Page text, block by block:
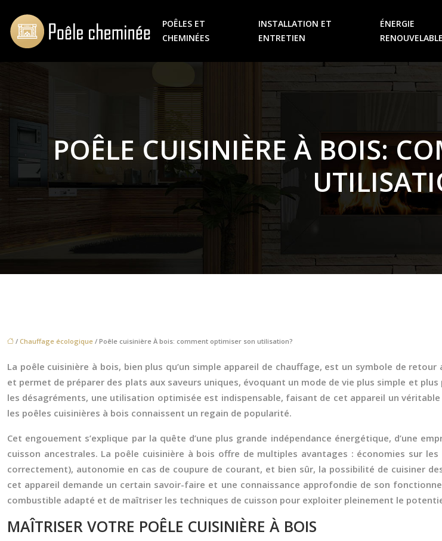
POÊLES ET
CHEMINÉES
INSTALLATION ET
ENTRETIEN
ÉNERGIE
RENOUVELABLE
POÊLE CUISINIÈRE À BOIS:
/ Chauffage écologique / Poêle cuisinière À bois: comment optimiser son utilisation?
La poêle cuisinière à bois, bien plus qu’un simple appareil de chauffage, est un symbole de
et permet de préparer des plats aux saveurs uniques, évoquant un mode de vie plus simple et
les désagréments, une utilisation optimisée est indispensable, faisant de cet appareil un
les poêles cuisinières à bois connaissent un regain de popularité.
Cet engouement s’explique par la quête d’une plus grande indépendance énergétique, d’une
cuisson ancestrales. La poêle cuisinière à bois offre de multiples avantages : économies sur
correctement), autonomie en cas de coupure de courant, et bien sûr, la possibilité de cuisiner
cet appareil demande un certain savoir-faire et une connaissance approfondie de son
combustible adapté et de maîtriser les techniques de cuisson pour exploiter pleinement le
MAÎTRISER VOTRE POÊLE CUISINIÈRE À BOIS